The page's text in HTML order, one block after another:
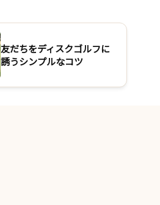
友だちをディスクゴルフに
誘うシンプルなコツ